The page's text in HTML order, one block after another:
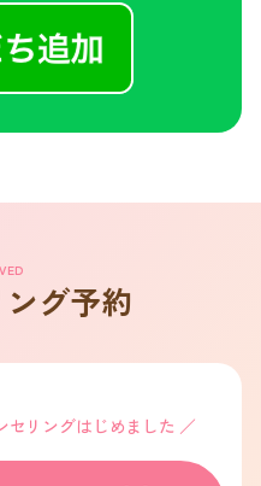
グ予約
セリングはじめました